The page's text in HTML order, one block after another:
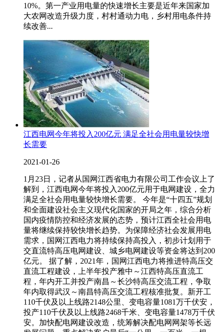
10%。第一产业用电量的快速增长主要是近年来国家加
大农网改造升级力度，村村通动力电，乡村用电条件持
续改善...
江西电网今年将投入200亿元 满足全社会用电量较快增
长需要
2021-01-26
1月23日，记者从国网江西省电力有限公司工作会议上了
解到，江西电网今年将投入200亿元用于电网建设，全力
满足全社会用电量较快增长需要。 今年是“十四五”规划
和全面建设社会主义现代化国家的开局之年，综合分析
国内疫情防控和经济发展的态势，预计江西全社会用电
量将继续保持较快增长趋势。为保障经济社会发展用电
需求，国网江西电力将持续保持高投入，初步计划用于
交直流特高压电网建设、城乡电网建设等资金将达到200
亿元。 据了解，2021年，国网江西电力将推进特高压交
直流工程建设，上半年投产雅中～江西特高压直流工
程，年内开工并投产南昌～长沙特高压交流工程，争取
年内取得武汉～南昌特高压交流工程核准批复。新开工
110千伏及以上线路2148公里、变电容量1081万千伏安，
投产110千伏及以上线路2468千米、变电容量1478万千伏
安。加快配电网建设改造，统筹解决配电网网架等长远